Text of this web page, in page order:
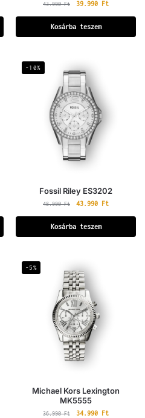
43.990Ft 39.990 Ft
Kosárba teszem
-10%
Fossil Riley ES3202
48.990Ft 43.990 Ft
Kosárba teszem
-5%
Michael Kors Lexington
MK5555
36.990Ft 34.990 Ft